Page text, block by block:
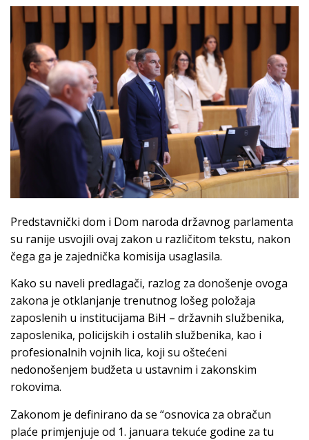
Predstavnički dom i Dom naroda državnog parlamenta
su ranije usvojili ovaj zakon u različitom tekstu, nakon
čega ga je zajednička komisija usaglasila.
Kako su naveli predlagači, razlog za donošenje ovoga
zakona je otklanjanje trenutnog lošeg položaja
zaposlenih u institucijama BiH – državnih službenika,
zaposlenika, policijskih i ostalih službenika, kao i
profesionalnih vojnih lica, koji su oštećeni
nedonošenjem budžeta u ustavnim i zakonskim
rokovima.
Zakonom je definirano da se “osnovica za obračun
plaće primjenjuje od 1. januara tekuće godine za tu